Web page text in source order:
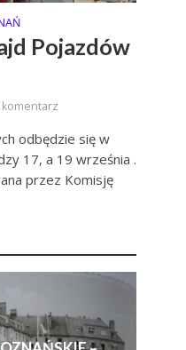
Pojazdów
odbędzie się w
17, a 19 września .
przez Komisję